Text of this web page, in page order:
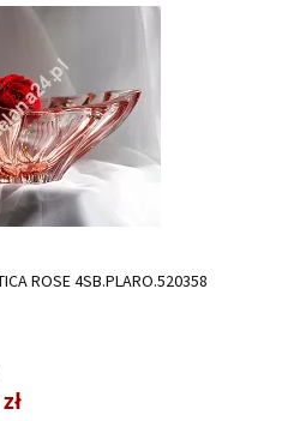
ROSE 4SB.PLARO.520358